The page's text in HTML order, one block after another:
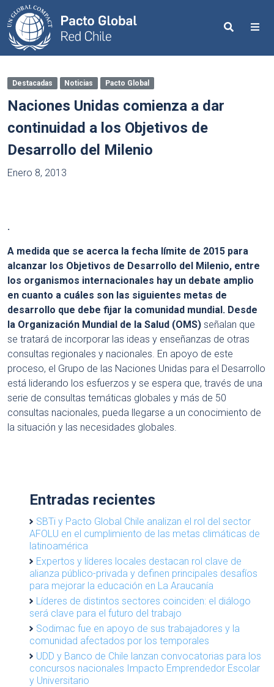
Search
Destacadas Noticias Pacto Global
Naciones Unidas comienza a dar
continuidad a los Objetivos de
Desarrollo del Milenio
Enero 8, 2013
.
A medida que se acerca la fecha límite de 2015 para
alcanzar los Objetivos de Desarrollo del Milenio, entre
los organismos internacionales hay un debate amplio
en cuanto a cuáles son las siguientes metas de
desarrollo que debe fijar la comunidad mundial. Desde
la Organización Mundial de la Salud (OMS) señalan que
se tratará de incorporar las ideas y enseñanzas de otras
consultas regionales y nacionales. En apoyo de este
proceso, el Grupo de las Naciones Unidas para el Desarrollo
está liderando los esfuerzos y se espera que, través de una
serie de consultas temáticas globales y más de 50
consultas nacionales, pueda llegarse a un conocimiento de
la situación y las necesidades globales.
Entradas recientes
SBTi y Pacto Global Chile analizan el rol del sector
AFOLU en el cumplimiento de las metas climáticas de
latinoamérica
Expertos y líderes locales destacan rol clave de
alianza público-privada y definen principales desafíos
para mejorar la educación en La Araucanía
Líderes de distintos sectores coinciden: el diálogo
será clave para el futuro del trabajo
Sodimac fue en apoyo de sus trabajadores y la
comunidad afectados por los temporales
UDD y Banco de Chile lanzan convocatorias para los
concursos nacionales Impacto Emprendedor Escolar
y Universitario